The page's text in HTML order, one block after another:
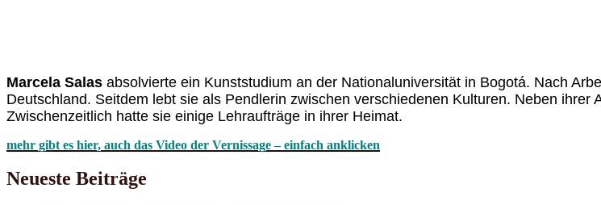
Marcela Salas absolvierte ein Kunststudium an der Nationaluniversität in Bogotá. Nach
Deutschland. Seitdem lebt sie als Pendlerin zwischen verschiedenen Kulturen. Neben
Zwischenzeitlich hatte sie einige Lehraufträge in ihrer Heimat.
mehr gibt es hier, auch das Video der Vernissage – einfach anklicken
Neueste Beiträge